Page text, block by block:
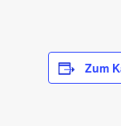
Zum